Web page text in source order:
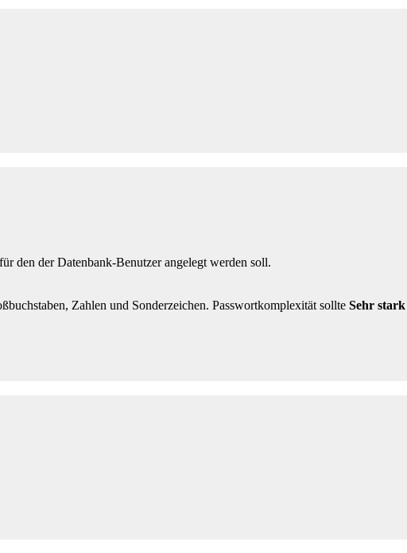
den der Datenbank-Benutzer angelegt werden soll.
Zahlen und Sonderzeichen. Passwortkomplexität sollte Sehr stark